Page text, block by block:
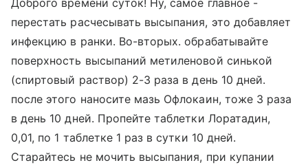
Доброго времени суток! Ну, самое главное -
перестать расчесывать высыпания, это добавляет
инфекцию в ранки. Во-вторых. обрабатывайте
поверхность высыпаний метиленовой синькой
(спиртовый раствор) 2-3 раза в день 10 дней.
после этого наносите мазь Офлокаин, тоже 3 раза
в день 10 дней. Пропейте таблетки Лоратадин,
0,01, по 1 таблетке 1 раз в сутки 10 дней.
Старайтесь не мочить высыпания, при купании